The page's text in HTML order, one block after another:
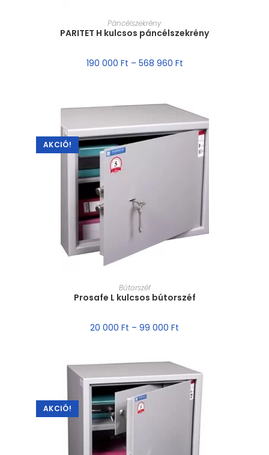
MÉRET VÁLASZTÁSA
Páncélszekrény
PARITET H kulcsos páncélszekrény
190 000 Ft – 568 960 Ft
AKCIÓ!
MÉRET VÁLASZTÁSA
Bútorszéf
Prosafe L kulcsos bútorszéf
20 000 Ft – 99 000 Ft
AKCIÓ!